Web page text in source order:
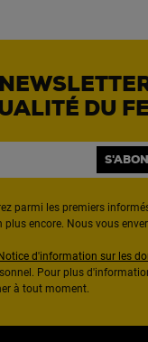
DU
parmi les premiers
encore. Nous vous
Notice d'information sur les
Pour plus
à tout moment.